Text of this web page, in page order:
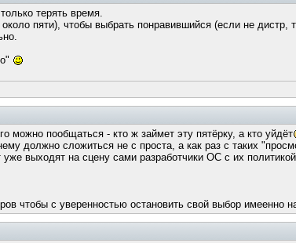
терять время.
пяти), чтобы выбрать понравившийся (если не
можно пообщаться - кто ж займет эту пятёрку, а кто уйдёт
должно сложиться не с проста, а как раз с таких
выходят на сцену сами разработчики ОС с их
чтобы с уверенностью остановить свой выбор имеенно